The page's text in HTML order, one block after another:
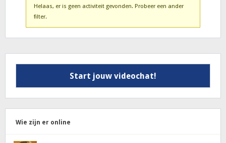
Helaas, er is geen activiteit gevonden. Probeer een ander
filter.
Start jouw videochat!
Wie zijn er online